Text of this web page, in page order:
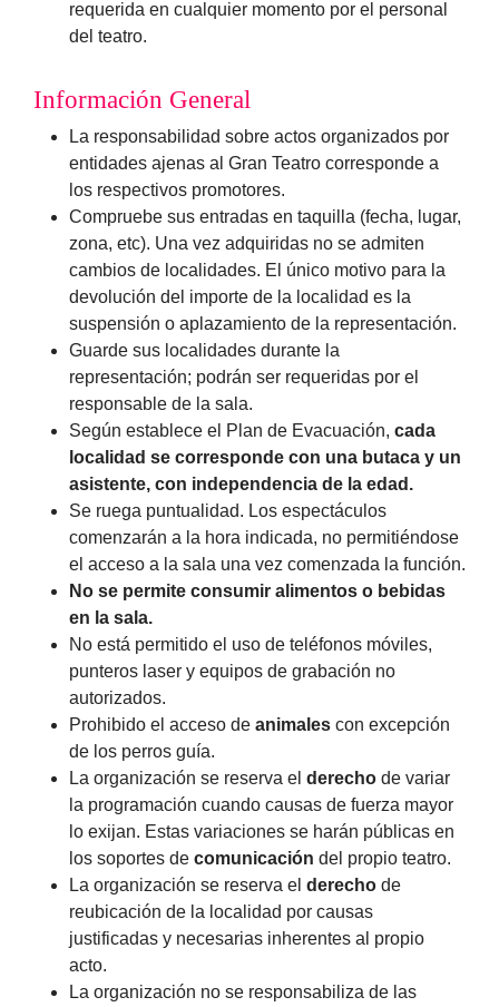
requerida en cualquier momento por el personal
del teatro.
Información General
La responsabilidad sobre actos organizados por
entidades ajenas al Gran Teatro corresponde a
los respectivos promotores.
Compruebe sus entradas en taquilla (fecha, lugar,
zona, etc). Una vez adquiridas no se admiten
cambios de localidades. El único motivo para la
devolución del importe de la localidad es la
suspensión o aplazamiento de la representación.
Guarde sus localidades durante la
representación; podrán ser requeridas por el
responsable de la sala.
Según establece el Plan de Evacuación, cada
localidad se corresponde con una butaca y un
asistente, con independencia de la edad.
Se ruega puntualidad. Los espectáculos
comenzarán a la hora indicada, no permitiéndose
el acceso a la sala una vez comenzada la función.
No se permite consumir alimentos o bebidas
en la sala.
No está permitido el uso de teléfonos móviles,
punteros laser y equipos de grabación no
autorizados.
Prohibido el acceso de animales con excepción
de los perros guía.
La organización se reserva el derecho de variar
la programación cuando causas de fuerza mayor
lo exijan. Estas variaciones se harán públicas en
los soportes de comunicación del propio teatro.
La organización se reserva el derecho de
reubicación de la localidad por causas
justificadas y necesarias inherentes al propio
acto.
La organización no se responsabiliza de las